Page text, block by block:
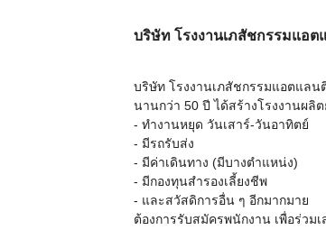
บริษัท โรงงานเภสัชกรรมแอ
บริษัท โรงงานเภสัชกรรมแอตแลน
นานกว่า 50 ปี ได้สร้างโรงงานผลิ
- ทำงานหยุด วันเสาร์-วันอาทิตย์
- มีรถรับส่ง
- มีค่าเดินทาง (มีบางตำแหน่ง)
- มีกองทุนสำรองเลี้ยงชีพ
- และสวัสดิการอื่น ๆ อีกมากมาย
ต้องการรับสมัครพนักงาน เพื่อร่วม